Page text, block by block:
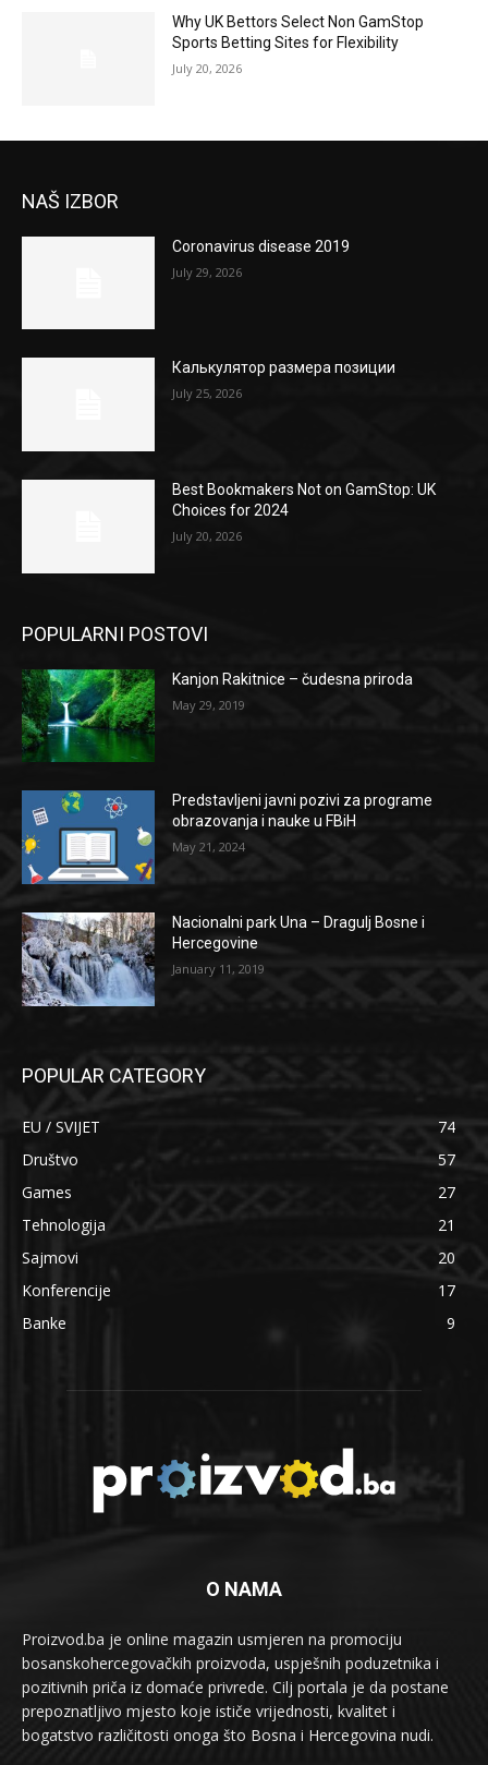
Why UK Bettors Select Non GamStop
Sports Betting Sites for Flexibility
July 20, 2026
NAŠ IZBOR
Coronavirus disease 2019
July 29, 2026
Калькулятор размера позиции
July 25, 2026
Best Bookmakers Not on GamStop: UK
Choices for 2024
July 20, 2026
POPULARNI POSTOVI
Kanjon Rakitnice – čudesna priroda
May 29, 2019
Predstavljeni javni pozivi za programe
obrazovanja i nauke u FBiH
May 21, 2024
Nacionalni park Una – Dragulj Bosne i
Hercegovine
January 11, 2019
POPULAR CATEGORY
EU / SVIJET
74
Društvo
57
Games
27
Tehnologija
21
Sajmovi
20
Konferencije
17
Banke
9
O NAMA
Proizvod.ba je online magazin usmjeren na promociju
bosanskohercegovačkih proizvoda, uspješnih poduzetnika i
pozitivnih priča iz domaće privrede. Cilj portala je da postane
prepoznatljivo mjesto koje ističe vrijednosti, kvalitet i
bogatstvo različitosti onoga što Bosna i Hercegovina nudi.